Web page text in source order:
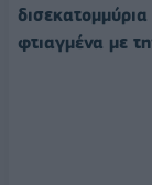
φτιαγμένα με